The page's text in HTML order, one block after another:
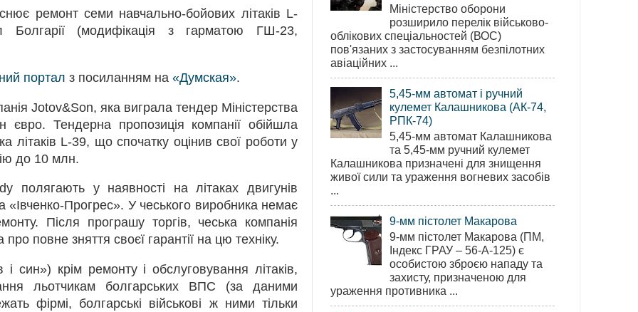
ремонт семи навчально-бойових літаків L-
Болгарії (модифікація з гарматою ГШ-23,
портал з посиланням на «Думская».
Jotov&Son, яка виграла тендер Міністерства
Тендерна пропозиція компанії обійшла
літаків L-39, що спочатку оцінив свої роботи у
до 10 млн.
полягають у наявності на літаках двигунів
«Івченко-Прогрес». У чеського виробника немає
Після програшу торгів, чеська компанія
повне зняття своєї гарантії на цю техніку.
син») крім ремонту і обслуговування літаків,
льотчикам болгарських ВПС (за даними
фірмі, болгарські військові ж ними тільки
Міністерство оборони
розширило перелік військово-
облікових спеціальностей (ВОС)
пов'язаних з застосуванням безпілотних
авіаційних ...
5,45-мм автомат і ручний
кулемет Калашникова (АК-74,
РПК-74)
5,45-мм автомат Калашникова
та 5,45-мм ручний кулемет
Калашникова призначені для знищення
живої сили та ураження вогневих засобів
...
9-мм пістолет Макарова
9-мм пістолет Макарова (ПМ,
Індекс ГРАУ – 56-А-125) є
особистою зброєю нападу та
захисту, призначеною для
ураження противника ...